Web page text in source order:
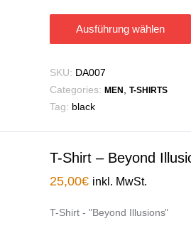
Ausführung wählen
SKU: DA007
Categories: MEN T-SHIRTS
Tag: black
T-Shirt – Beyond
25,00€ inkl. MwSt.
T-Shirt - "Beyond Illusions"